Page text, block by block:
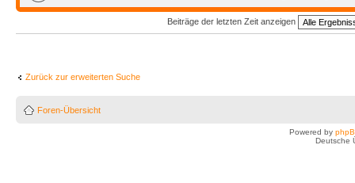
Beiträge der letzten Zeit anzeigen
Zurück zur erweiterten Suche
Foren-Übersicht
Powered by
Deutsche